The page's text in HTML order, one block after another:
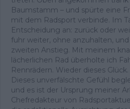
Baumstamm – und spürte eine
mit dem Radsport verbinde. Im
Entscheidung an: zurück oder
fuhr weiter, ohne anzuhalten,
zweiten Anstieg. Mit meinem
lächerlichen Rad überholte ich
Rennrädern. Wieder dieses Glück.
Dieses unverfälschte Gefühl
und es ist der Ursprung meiner
Chefredakteur von